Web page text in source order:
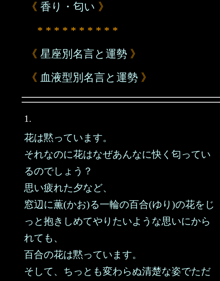
《 香り・匂い 》
* * * * * * * * * *
《 星座別名言と運勢 》
《 血液型別名言と運勢 》
1.
花は黙っています。
それなのに花はなぜあんなに快く匂ってい
るのでしょう？
思い疲れた夕など、
窓辺に薫(かお)る一輪の百合(ゆり)の花をじ
っと抱きしめてやりたいような思いにから
れても、
百合の花は黙っています。
そして、ちっとも変わらぬ清楚な姿でただ